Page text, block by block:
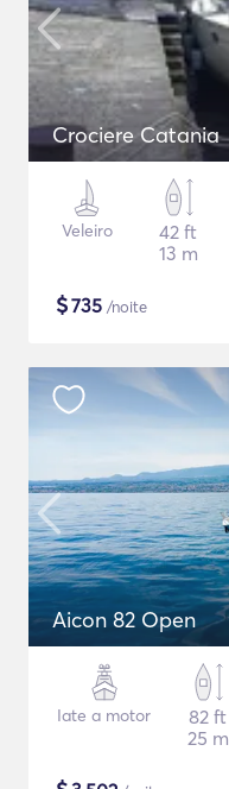
Crociere Catania
Veleiro
42 ft
13 m
$735 /noite
Aicon 82 Open
Iate a motor
82 ft
25 m